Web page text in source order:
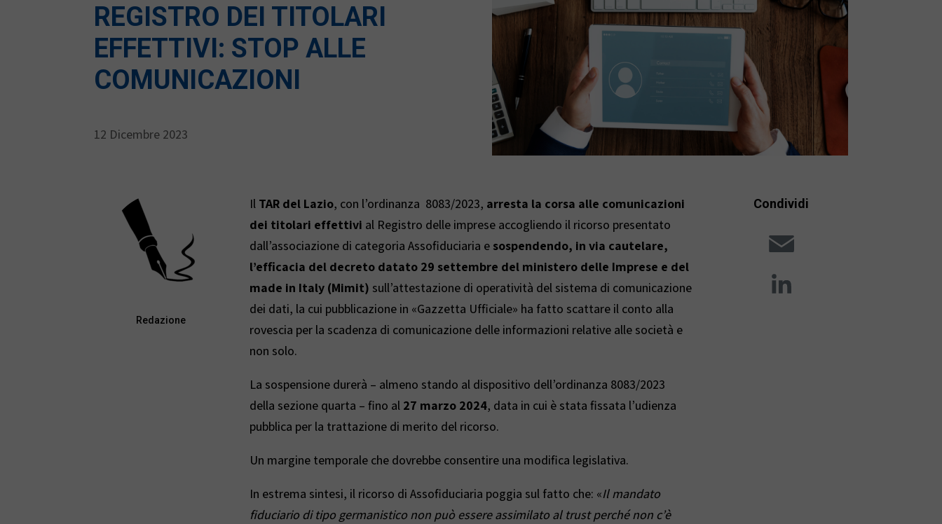
REGISTRO DEI TITOLARI
EFFETTIVI: STOP ALLE
COMUNICAZIONI
12 Dicembre 2023
Redazione
Il TAR del Lazio, con l’ordinanza 8083/2023, arresta la corsa alle comunicazioni
dei titolari effettivi al Registro delle imprese accogliendo il ricorso presentato
dall’associazione di categoria Assofiduciaria e sospendendo, in via cautelare,
l’efficacia del decreto datato 29 settembre del ministero delle Imprese e del
made in Italy (Mimit) sull’attestazione di operatività del sistema di comunicazione
dei dati, la cui pubblicazione in «Gazzetta Ufficiale» ha fatto scattare il conto alla
rovescia per la scadenza di comunicazione delle informazioni relative alle società e
non solo.
La sospensione durerà – almeno stando al dispositivo dell’ordinanza 8083/2023
della sezione quarta – fino al 27 marzo 2024, data in cui è stata fissata l’udienza
pubblica per la trattazione di merito del ricorso.
Un margine temporale che dovrebbe consentire una modifica legislativa.
In estrema sintesi, il ricorso di Assofiduciaria poggia sul fatto che: «Il mandato
fiduciario di tipo germanistico non può essere assimilato al trust perché non c’è
Condividi